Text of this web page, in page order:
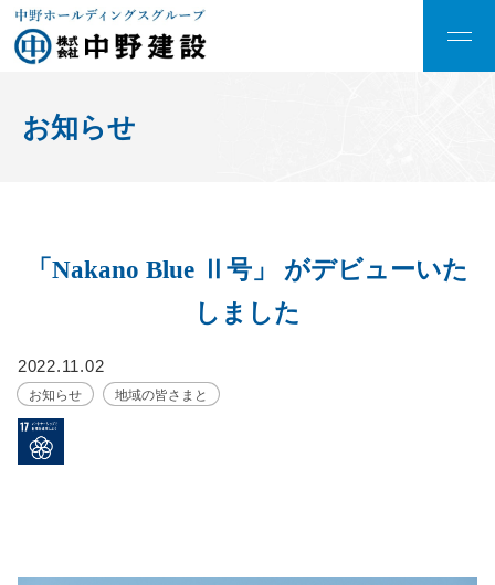
お知らせ
「Nakano Blue Ⅱ号」 がデビューいた
しました
2022.11.02
お知らせ 地域の皆さまと